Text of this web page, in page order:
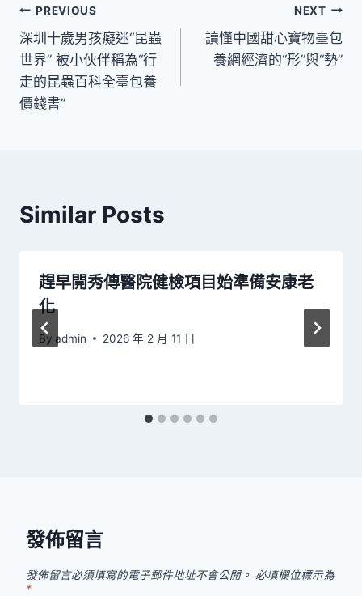
文
章
導
覽
PREVIOUS
深圳十歲男孩癡迷“昆蟲
世界” 被小伙伴稱為“行
走的昆蟲百科全臺包養
價錢書”
NEXT
讀懂中國甜心寶物臺包
養網經濟的“形”與“勢”
Similar Posts
趕早開秀傳醫院健檢項目始準備安康老
化
By admin 2026 年 2 月 11 日
發佈留言
發佈留言必須填寫的電子郵件地址不會公開。 必填欄位標示為
*